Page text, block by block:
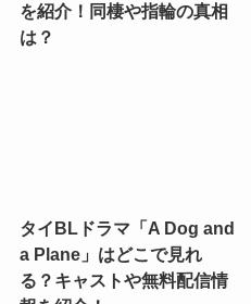
を紹介！同棲や指輪の真相
は？
タイBLドラマ「A Dog and
a Plane」はどこで見れ
る？キャストや無料配信情